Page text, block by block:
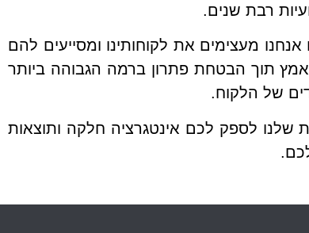
רבת שנים.
אנחנו מעצימים את לקוחותינו ומסייעים להם
תוך הבטחת פתרון ברמה הגבוהה ביותר
של הלקוח.
שלנו לספק לכם אינטגרציה חלקה ותוצאות